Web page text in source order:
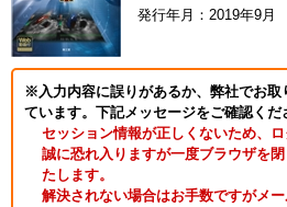
発行年月：2019年9月
※入力内容に誤りがあるか、弊社でお取
ています。下記メッセージをご確認くだ
セッション情報が正しくないため、
誠に恐れ入りますが一度ブラウザを
たします。
解決されない場合はお手数ですがメ